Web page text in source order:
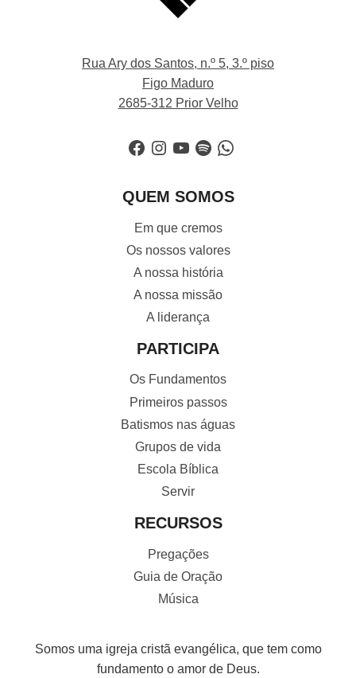
Rua Ary dos Santos, n.º 5, 3.º piso
Figo Maduro
2685-312 Prior Velho
Facebook
Instagram
YouTube
SpotifyWhatsApp
QUEM SOMOS
Em que cremos
Os nossos valores
A nossa história
A nossa missão
A liderança
PARTICIPA
Os Fundamentos
Primeiros passos
Batismos nas águas
Grupos de vida
Escola Bíblica
Servir
RECURSOS
Pregações
Guia de Oração
Música
Somos uma igreja cristã evangélica, que tem como
fundamento o amor de Deus.